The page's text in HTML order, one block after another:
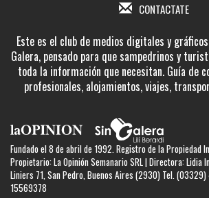
CONTACTATE
Este es el club de medios digitales y
Galera, pensado para que sampedrinos y
toda la información que necesitan. Guía de
profesionales, alojamientos, viajes,
Fundado el 8 de abril de 1992. Registro de la Propiedad
Propietario: La Opinión Semanario SRL | Directora: Lidia
Liniers 71, San Pedro, Buenos Aires (2930) Tel.
15569378